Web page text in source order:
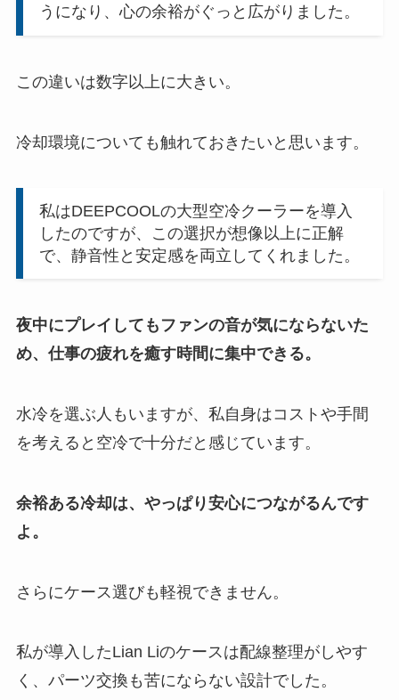
うになり、心の余裕がぐっと広がりました。
この違いは数字以上に大きい。
冷却環境についても触れておきたいと思います。
私はDEEPCOOLの大型空冷クーラーを導入
したのですが、この選択が想像以上に正解
で、静音性と安定感を両立してくれました。
夜中にプレイしてもファンの音が気にならないた
め、仕事の疲れを癒す時間に集中できる。
水冷を選ぶ人もいますが、私自身はコストや手間
を考えると空冷で十分だと感じています。
余裕ある冷却は、やっぱり安心につながるんです
よ。
さらにケース選びも軽視できません。
私が導入したLian Liのケースは配線整理がしやす
く、パーツ交換も苦にならない設計でした。